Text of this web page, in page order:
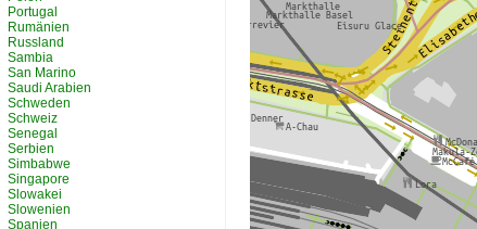
Portugal
Rumänien
Russland
Sambia
San Marino
Saudi Arabien
Schweden
Schweiz
Senegal
Serbien
Simbabwe
Singapore
Slowakei
Slowenien
Spanien